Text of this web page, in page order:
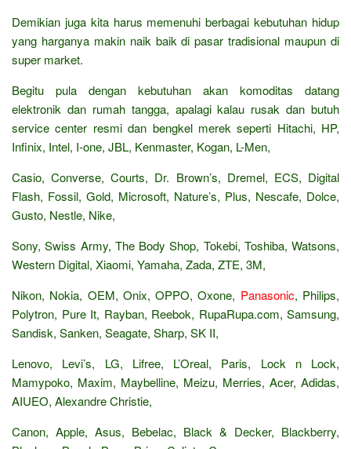
Demikian juga kita harus memenuhi berbagai kebutuhan hidup
yang harganya makin naik baik di pasar tradisional maupun di
super market.
Begitu pula dengan kebutuhan akan komoditas datang
elektronik dan rumah tangga, apalagi kalau rusak dan butuh
service center resmi dan bengkel merek seperti Hitachi, HP,
Infinix, Intel, I-one, JBL, Kenmaster, Kogan, L-Men,
Casio, Converse, Courts, Dr. Brown’s, Dremel, ECS, Digital
Flash, Fossil, Gold, Microsoft, Nature’s, Plus, Nescafe, Dolce,
Gusto, Nestle, Nike,
Sony, Swiss Army, The Body Shop, Tokebi, Toshiba, Watsons,
Western Digital, Xiaomi, Yamaha, Zada, ZTE, 3M,
Nikon, Nokia, OEM, Onix, OPPO, Oxone, Panasonic, Philips,
Polytron, Pure It, Rayban, Reebok, RupaRupa.com, Samsung,
Sandisk, Sanken, Seagate, Sharp, SK II,
Lenovo, Levi’s, LG, Lifree, L’Oreal, Paris, Lock n Lock,
Mamypoko, Maxim, Maybelline, Meizu, Merries, Acer, Adidas,
AIUEO, Alexandre Christie,
Canon, Apple, Asus, Bebelac, Black & Decker, Blackberry,